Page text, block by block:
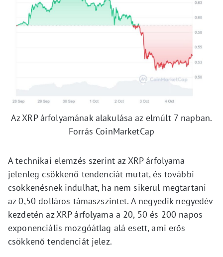
Az XRP árfolyamának alakulása az elmúlt 7 napban.
Forrás CoinMarketCap
A technikai elemzés szerint az XRP árfolyama
jelenleg csökkenő tendenciát mutat, és további
csökkenésnek indulhat, ha nem sikerül megtartani
az 0,50 dolláros támaszszintet. A negyedik negyedév
kezdetén az XRP árfolyama a 20, 50 és 200 napos
exponenciális mozgóátlag alá esett, ami erős
csökkenő tendenciát jelez.